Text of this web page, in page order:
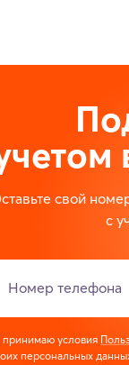
свой
с
Номер телефона
принимаю условия
персональных